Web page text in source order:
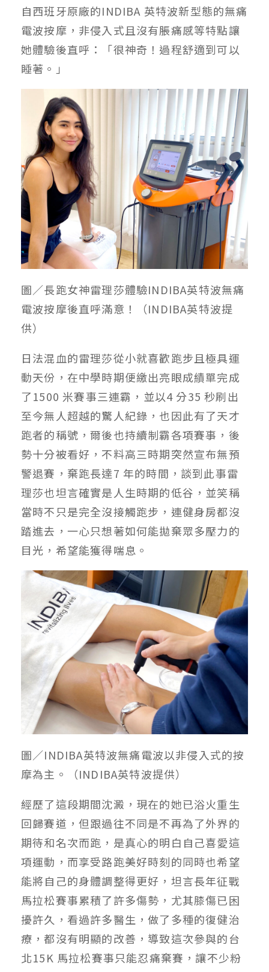
自西班牙原廠的INDIBA 英特波新型態的無痛
電波按摩，非侵入式且沒有脹痛感等特點讓
她體驗後直呼：「很神奇！過程舒適到可以
睡著。」
圖／長跑女神雷理莎體驗INDIBA英特波無痛
電波按摩後直呼滿意！（INDIBA英特波提
供）
日法混血的雷理莎從小就喜歡跑步且極具運
動天份，在中學時期便繳出亮眼成績單完成
了1500 米賽事三連霸，並以4 分35 秒刷出
至今無人超越的驚人紀錄，也因此有了天才
跑者的稱號，爾後也持續制霸各項賽事，後
勢十分被看好，不料高三時期突然宣布無預
警退賽，棄跑長達7 年的時間，談到此事雷
理莎也坦言確實是人生時期的低谷，並笑稱
當時不只是完全沒接觸跑步，連健身房都沒
踏進去，一心只想著如何能拋棄眾多壓力的
目光，希望能獲得喘息。
圖／INDIBA英特波無痛電波以非侵入式的按
摩為主。（INDIBA英特波提供）
經歷了這段期間沈澱，現在的她已浴火重生
回歸賽道，但跟過往不同是不再為了外界的
期待和名次而跑，是真心的明白自己喜愛這
項運動，而享受路跑美好時刻的同時也希望
能將自己的身體調整得更好，坦言長年征戰
馬拉松賽事累積了許多傷勢，尤其膝傷已困
擾許久，看過許多醫生，做了多種的復健治
療，都沒有明顯的改善，導致這次參與的台
北15K 馬拉松賽事只能忍痛棄賽，讓不少粉